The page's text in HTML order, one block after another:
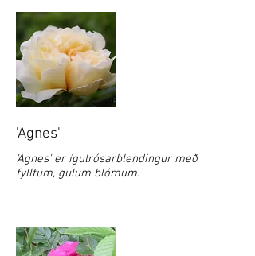
'Agnes'
'Agnes' er ígulrósarblendingur með
fylltum, gulum blómum.